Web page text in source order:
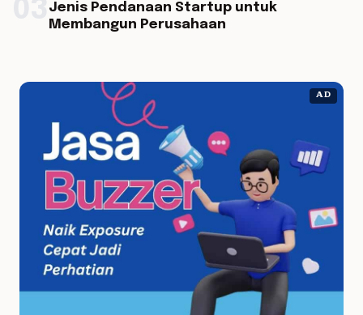
Jenis Pendanaan Startup untuk
Membangun Perusahaan
AD